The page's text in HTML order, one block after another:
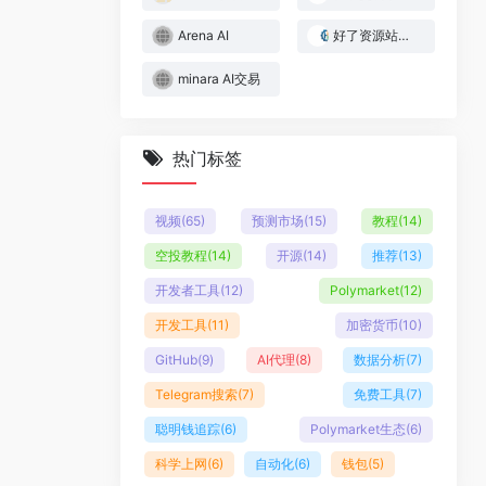
Arena AI 好了资源站｜Web3与AI实战资源库
minara AI交易
热门标签
视频(65) 预测市场(15) 教程(14)
空投教程(14) 开源(14) 推荐(13)
开发者工具(12) Polymarket(12)
开发工具(11) 加密货币(10)
GitHub(9) AI代理(8) 数据分析(7)
Telegram搜索(7) 免费工具(7)
聪明钱追踪(6) Polymarket生态(6)
科学上网(6) 自动化(6) 钱包(5)